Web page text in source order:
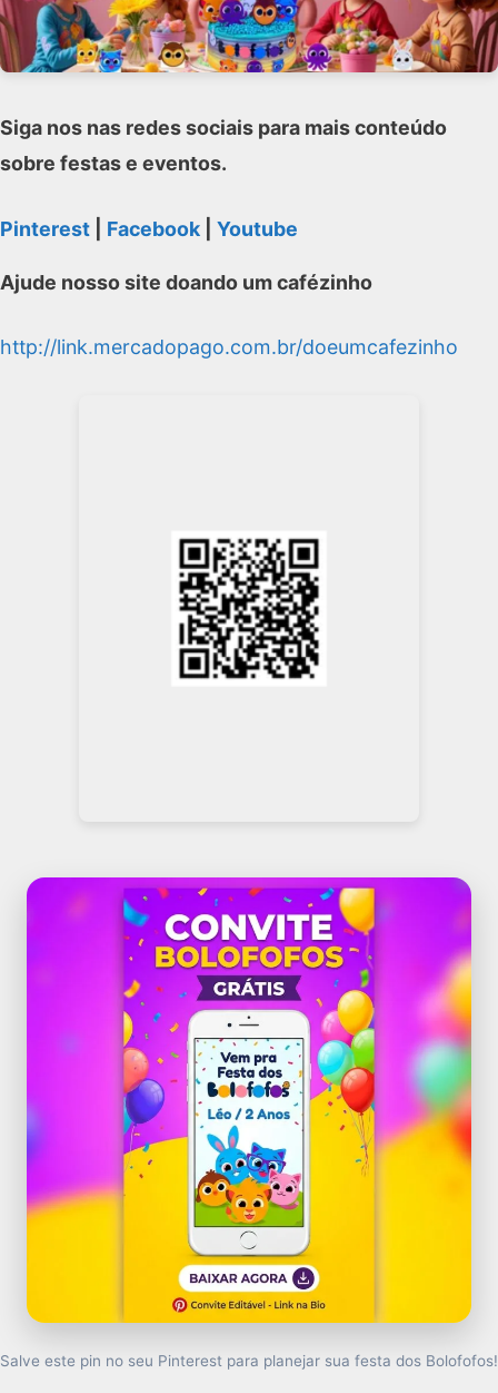
Siga nos nas redes sociais para mais conteúdo
sobre festas e eventos.
Pinterest Facebook Youtube
Ajude nosso site doando um cafézinho
http://link.mercadopago.com.br/doeumcafezinho
Salve este pin no seu Pinterest para planejar sua festa dos Bolofofos!